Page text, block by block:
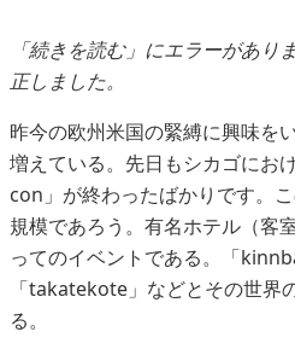
「続きを読む」にエラーがあ
正しました。
昨今の欧州米国の緊縛に興味を
増えている。先日もシカゴにお
con」が終わったばかりです。
規模であろう。有名ホテル（客
ってのイベントである。「
「takatekote」などとその世界
る。